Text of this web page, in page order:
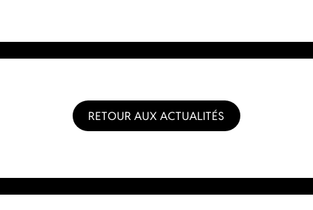
RETOUR AUX ACTUALITÉS